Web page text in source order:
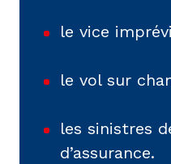
le vice
le vol sur
les sinistres
d’assurance.